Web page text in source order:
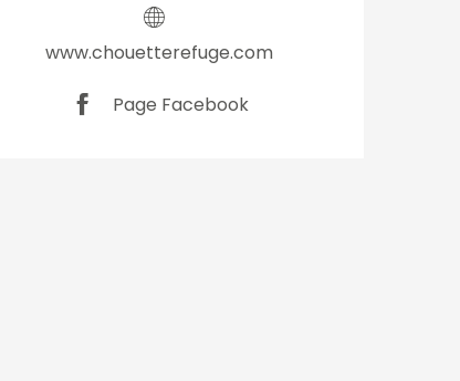
www.chouetterefuge.com
Page Facebook